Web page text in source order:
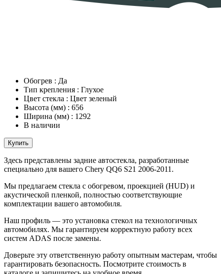
Обогрев : Да
Тип крепления : Глухое
Цвет стекла : Цвет зеленый
Высота (мм) : 656
Ширина (мм) : 1292
В наличии
Купить
Здесь представлены задние автостекла, разработанные
специально для вашего Chery QQ6 S21 2006-2011.
Мы предлагаем стекла с обогревом, проекцией (HUD) и
акустической пленкой, полностью соответствующие
комплектации вашего автомобиля.
Наш профиль — это установка стекол на технологичных
автомобилях. Мы гарантируем корректную работу всех
систем ADAS после замены.
Доверьте эту ответственную работу опытным мастерам, чтобы
гарантировать безопасность. Посмотрите стоимость в